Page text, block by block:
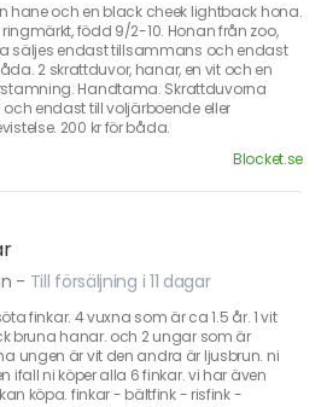
hane och en black cheek lightback hona.
född 9/2-10. Honan från zoo,
säljes endast tillsammans och endast
2 skrattduvor, hanar, en vit och en
Handtama. Skrattduvorna
endast till voljärboende eller
200 kr för båda.
Blocket.se
- Till försäljning i 11 dagar
finkar. 4 vuxna som är ca 1.5 år. 1 vit
bruna hanar. och 2 ungar som är
ungen är vit den andra är ljusbrun. ni
ifall ni köper alla 6 finkar. vi har även
köpa. finkar - bältfink - risfink -